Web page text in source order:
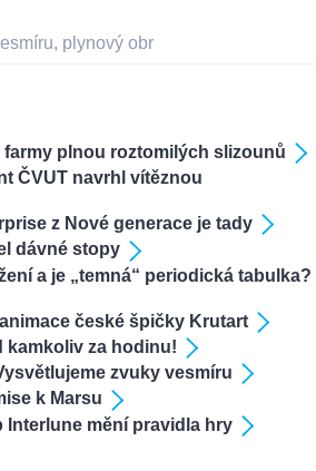
, plynový obr
plnou roztomilých slizounů
ČVUT navrhl vítěznou
z Nové generace je tady
dávné stopy
a je „temná“ periodická tabulka?
české špičky Krutart
kamkoliv za hodinu!
zvuky vesmíru
k Marsu
Interlune mění pravidla hry